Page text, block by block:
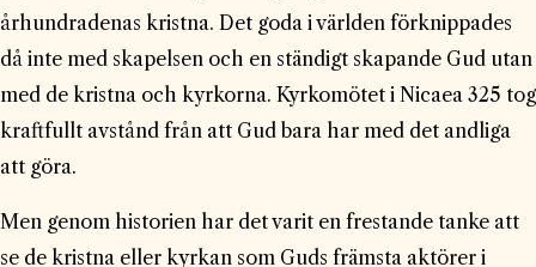
århundradenas kristna. Det goda i världen förknippades
då inte med skapelsen och en ständigt skapande Gud utan
med de kristna och kyrkorna. Kyrkomötet i Nicaea 325 tog
kraftfullt avstånd från att Gud bara har med det andliga
att göra.
Men genom historien har det varit en frestande tanke att
se de kristna eller kyrkan som Guds främsta aktörer i